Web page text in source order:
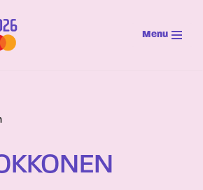
Menu